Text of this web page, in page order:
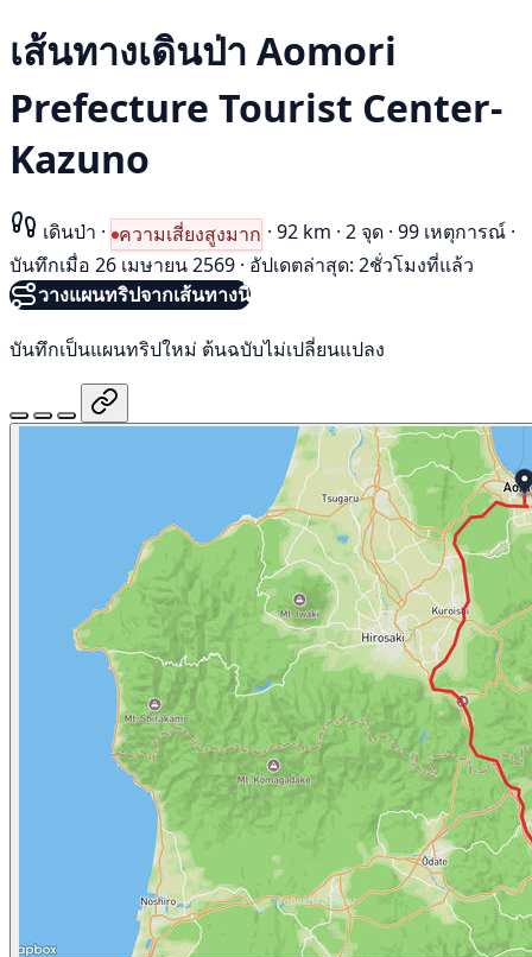
เส้นทางเดินป่า Aomori
Prefecture Tourist Center-
Kazuno
เดินป่า · ความเสี่ยงสูงมาก · 92 km · 2 จุด · 99 เหตุการณ์ ·
บันทึกเมื่อ 26 เมษายน 2569 · อัปเดตล่าสุด: 2ชั่วโมงที่แล้ว
วางแผนทริปจากเส้นทางนี้
บันทึกเป็นแผนทริปใหม่ ต้นฉบับไม่เปลี่ยนแปลง